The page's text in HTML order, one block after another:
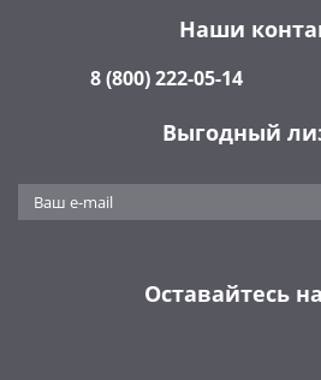
Наши
8 (800) 222-05-14
Выгодный
Оставайтесь